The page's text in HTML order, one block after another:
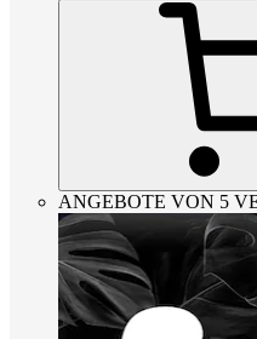
ANGEBOTE VON 5